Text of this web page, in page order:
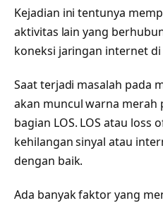
Kejadian ini tentunya
aktivitas lain yang
koneksi jaringan internet
Saat terjadi masalah pada
akan muncul warna
bagian LOS. LOS atau loss
kehilangan sinyal atau
dengan baik.
Ada banyak faktor yang